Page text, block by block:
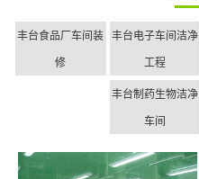
丰台食品厂车间装
修
丰台电子车间洁净
工程
丰台制药生物洁净
车间